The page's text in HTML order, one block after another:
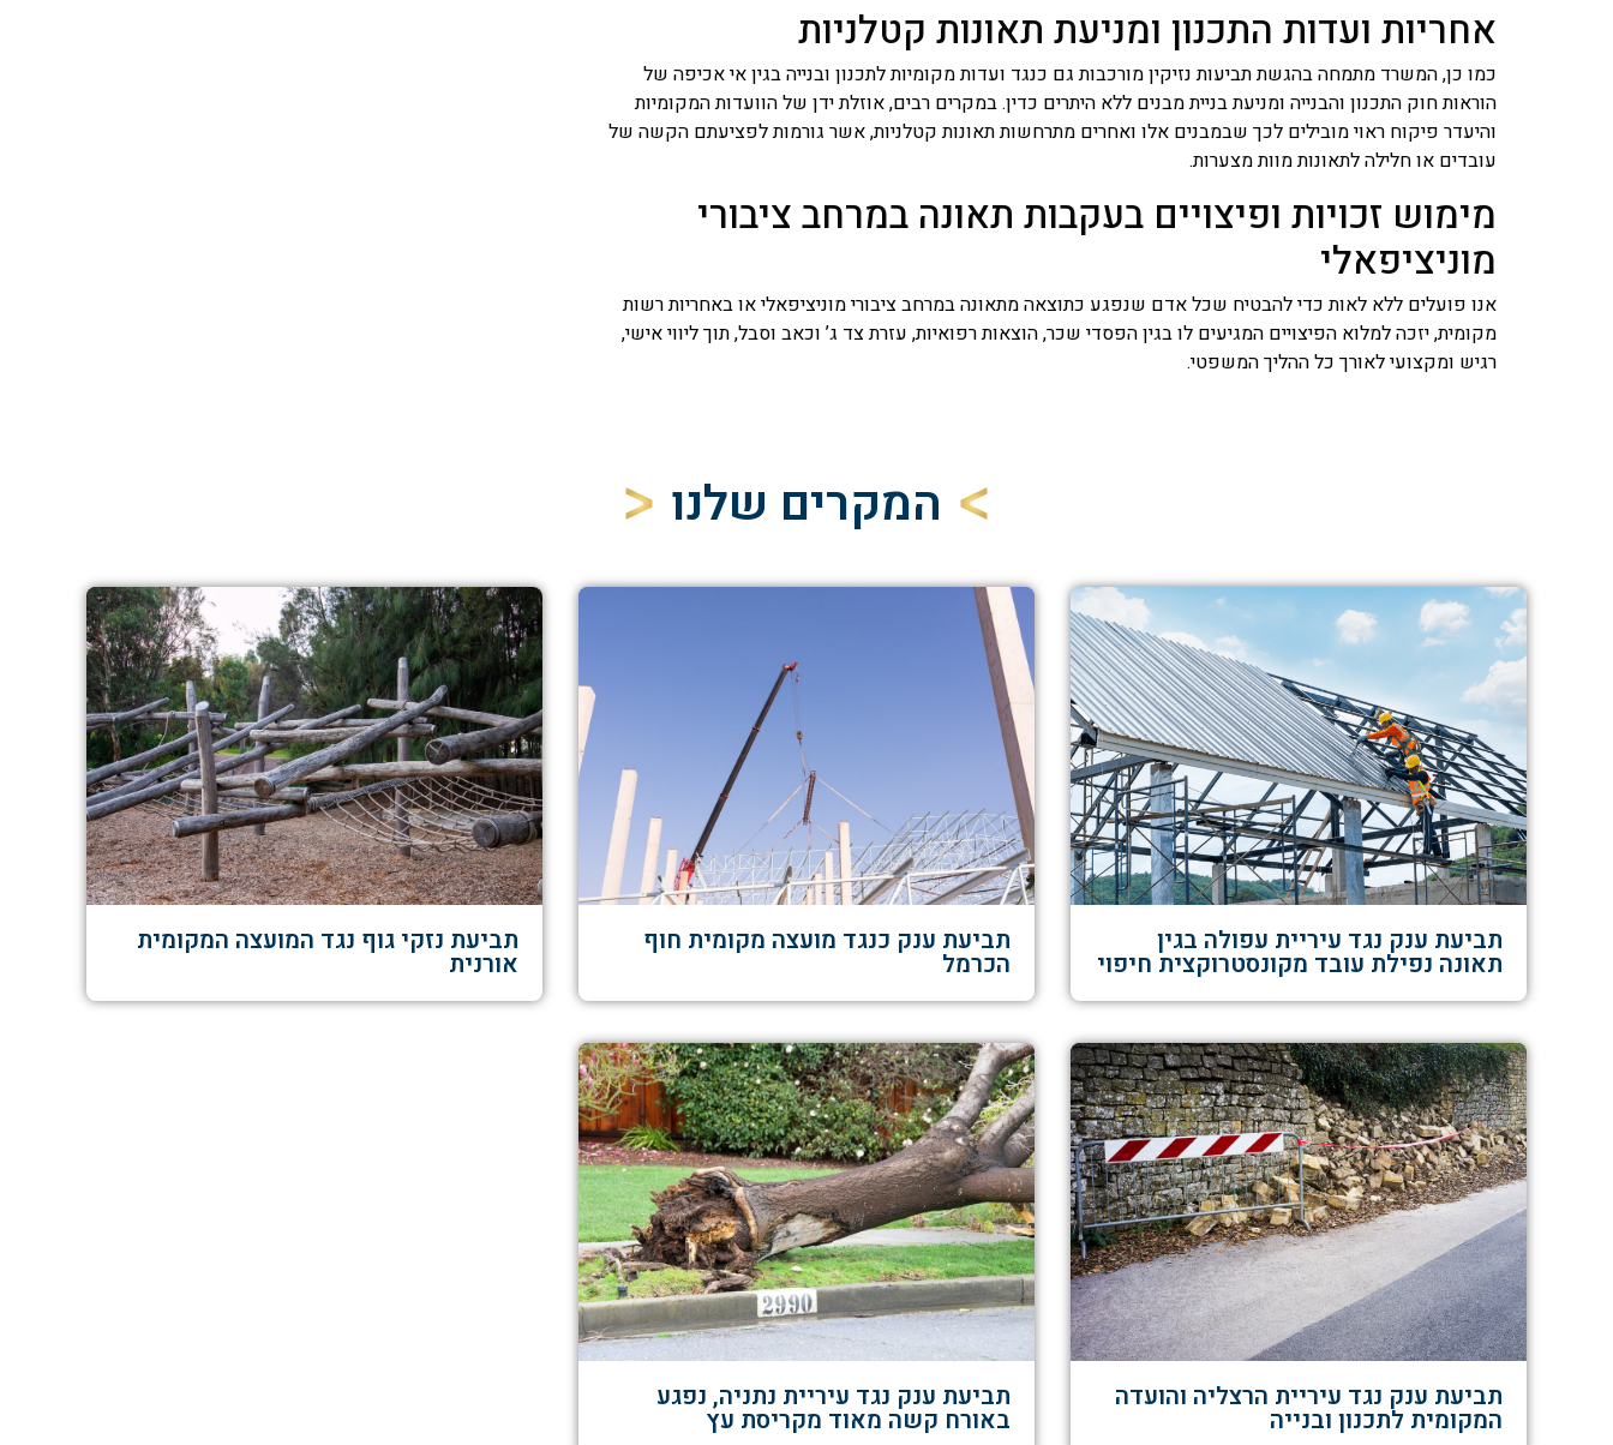
אחריות ועדות התכנון ומניעת תאונות קטלניות
כמו כן, המשרד מתמחה בהגשת תביעות נזיקין מורכבות גם כנגד ועדות מקומיות לתכנון ובנייה בגין אי אכיפה של
הוראות חוק התכנון והבנייה ומניעת בניית מבנים ללא היתרים כדין. במקרים רבים, אוזלת ידן של הוועדות המקומיות
והיעדר פיקוח ראוי מובילים לכך שבמבנים אלו ואחרים מתרחשות תאונות קטלניות, אשר גורמות לפציעתם הקשה של
עובדים או חלילה לתאונות מוות מצערות.
מימוש זכויות ופיצויים בעקבות תאונה במרחב ציבורי
מוניציפאלי
אנו פועלים ללא לאות כדי להבטיח שכל אדם שנפגע כתוצאה מתאונה במרחב ציבורי מוניציפאלי או באחריות רשות
מקומית, יזכה למלוא הפיצויים המגיעים לו בגין הפסדי שכר, הוצאות רפואיות, עזרת צד ג’ וכאב וסבל, תוך ליווי אישי,
רגיש ומקצועי לאורך כל ההליך המשפטי.
המקרים שלנו
תביעת ענק נגד עיריית עפולה בגין
תאונה נפילת עובד מקונסטרוקצית חיפוי
תביעת ענק כנגד מועצה מקומית חוף
הכרמל
תביעת נזקי גוף נגד המועצה המקומית
אורנית
תביעת ענק נגד עיריית הרצליה והועדה
המקומית לתכנון ובנייה
תביעת ענק נגד עיריית נתניה, נפגע
באורח קשה מאוד מקריסת עץ